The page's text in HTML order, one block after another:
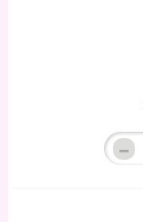
–